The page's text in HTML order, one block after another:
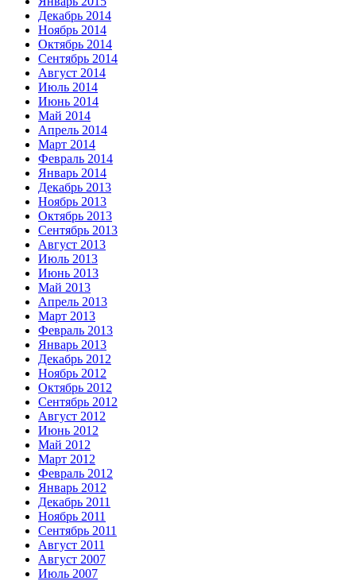
Декабрь 2014
Ноябрь 2014
Октябрь 2014
Сентябрь 2014
Август 2014
Июль 2014
Июнь 2014
Май 2014
Апрель 2014
Март 2014
Февраль 2014
Январь 2014
Декабрь 2013
Ноябрь 2013
Октябрь 2013
Сентябрь 2013
Август 2013
Июль 2013
Июнь 2013
Май 2013
Апрель 2013
Март 2013
Февраль 2013
Январь 2013
Декабрь 2012
Ноябрь 2012
Октябрь 2012
Сентябрь 2012
Август 2012
Июнь 2012
Май 2012
Март 2012
Февраль 2012
Январь 2012
Декабрь 2011
Ноябрь 2011
Сентябрь 2011
Август 2011
Август 2007
Июль 2007